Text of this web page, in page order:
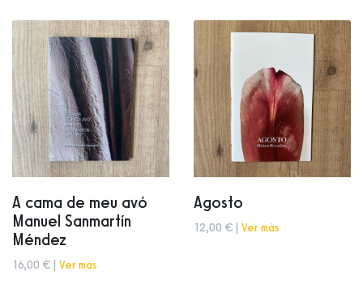
A cama de meu avó
Manuel Sanmartín
Méndez
16,00 € | Ver más
Agosto
12,00 € | Ver más